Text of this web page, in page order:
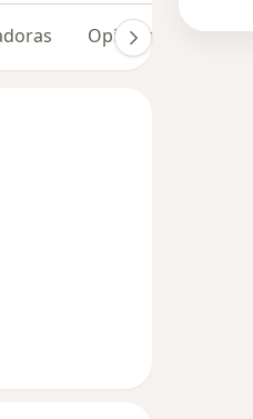
Opiniones (3)